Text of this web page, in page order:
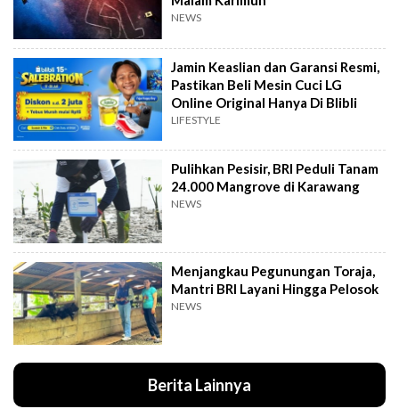
NEWS
Jamin Keaslian dan Garansi Resmi,
Pastikan Beli Mesin Cuci LG
Online Original Hanya Di Blibli
LIFESTYLE
Pulihkan Pesisir, BRI Peduli Tanam
24.000 Mangrove di Karawang
NEWS
Menjangkau Pegunungan Toraja,
Mantri BRI Layani Hingga Pelosok
NEWS
Berita Lainnya